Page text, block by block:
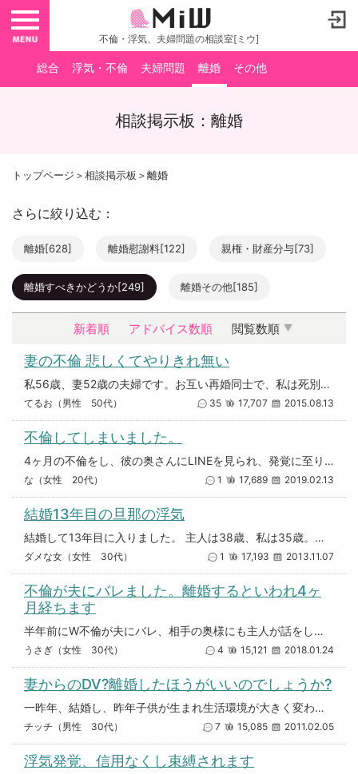
toggle navigation
不倫・浮気、夫婦問題の相談室[ミウ]
総合 浮気・不倫 夫婦問題 離婚 その他
相談掲示板：離婚
トップページ ＞相談掲示板 ＞離婚
さらに絞り込む：
離婚[628] 離婚慰謝料[122] 親権・財産分与[73]
離婚すべきかどうか[249] 離婚その他[185]
新着順 アドバイス数順 閲覧数順
妻の不倫 悲しくてやりきれ無い
私56歳、妻52歳の夫婦です。お互い再婚同士で、私は死別、カミさんは離婚でした。連れ添って今年で15年に成ります。先日妻
てるお（男性 50代） 35 17,707 2015.08.13
不倫してしまいました。
4ヶ月の不倫をし、彼の奥さんにLINEを見られ、発覚に至りました。 発覚当初は奥さんも彼も離婚しないと言っていたのですが
な（女性 20代） 1 17,689 2019.02.13
結婚13年目の旦那の浮気
結婚して13年目に入りました。 主人は38歳、私は35歳。共働きです。小学生と中学生の子どもがいます。 ここ半年ほど少し
ダメな女（女性 30代） 1 17,193 2013.11.07
不倫が夫にバレました。離婚するといわれ4ヶ
月経ちます
半年前にW不倫が夫にバレ、相手の奥様にも主人が話をして、その時はお互いの夫婦がやり直すということで、慰謝料などもなく終わ
うさぎ（女性 30代） 4 15,121 2018.01.24
妻からのDV?離婚したほうがいいのでしょうか?
一昨年、結婚し、昨年子供が生まれ生活環境が大きく変わりました。育児に一生懸命な妻で、本当によく頑張ってくれています。ただ
チッチ（男性 30代） 7 15,085 2011.02.05
浮気発覚、信用なくし束縛されます